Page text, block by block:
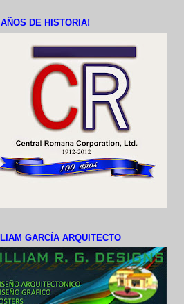
DE HISTORIA!
GARCÍA ARQUITECTO